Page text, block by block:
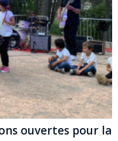
ouvertes pour la